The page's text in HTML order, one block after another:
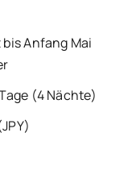
bis Anfang Mai
(4 Nächte)